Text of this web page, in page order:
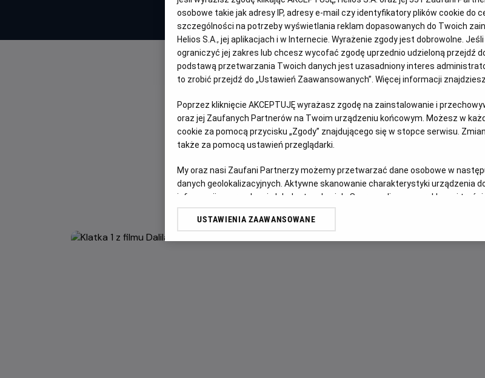
OBSERWUJ
NAPISY
OPIS FILMU
Lata 70 XX wieku. Ekscentryczny mistrz
wystawę w Nowym Jorku. W szalonych
James, nowojorska bohema artystyczna z
Gala, z którą łączy go pełen pasji i
osobowe takie jak adresy IP, adresy e-mail czy identyfikatory plików cookie do
szczególności na potrzeby wyświetlania reklam dopasowanych do Twoich
Helios S.A., jej aplikacjach i w Internecie. Wyrażenie zgody jest dobrowolne.
ograniczyć jej zakres lub chcesz wycofać zgodę uprzednio udzieloną przejdź
podstawą przetwarzania Twoich danych jest uzasadniony interes
to zrobić przejdź do „Ustawień Zaawansowanych”. Więcej informacji
Poprzez kliknięcie AKCEPTUJĘ wyrażasz zgodę na zainstalowanie i
oraz jej Zaufanych Partnerów na Twoim urządzeniu końcowym. Możesz w
cookie za pomocą przycisku „Zgody” znajdującego się w stopce serwisu.
także za pomocą ustawień przeglądarki.
My oraz nasi Zaufani Partnerzy możemy przetwarzać dane osobowe w
danych geolokalizacyjnych. Aktywne skanowanie charakterystyki urządzenia
informacji na urządzeniu lub dostęp do nich. Spersonalizowane reklamy i treści,
odbiorców i ulepszanie usług.
USTAWIENIA ZAAWANSOWANE